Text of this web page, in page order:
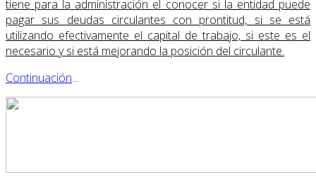
tiene para la administración el conocer si la entidad puede
pagar sus deudas circulantes con prontitud, si se está
utilizando efectivamente el capital de trabajo, si este es el
necesario y si está mejorando la posición del circulante.
Continuación...